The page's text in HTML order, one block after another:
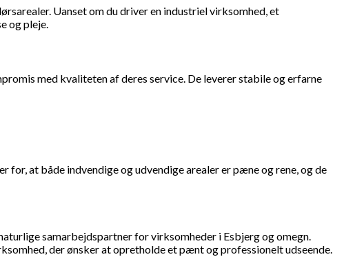
Uanset om du driver en industriel virksomhed, et
og pleje.
med kvaliteten af deres service. De leverer stabile og erfarne
for, at både indvendige og udvendige arealer er pæne og rene, og de
samarbejdspartner for virksomheder i Esbjerg og omegn.
der ønsker at opretholde et pænt og professionelt udseende.